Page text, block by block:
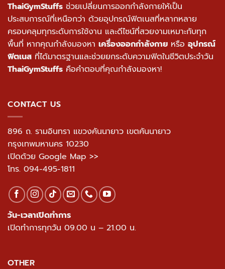
ThaiGymStuffs ช่วยเปลี่ยนการออกกำลังกายให้เป็น
ประสบการณ์ที่เหนือกว่า ด้วยอุปกรณ์ฟิตเนสที่หลากหลาย
ครอบคลุมทุกระดับการใช้งาน และดีไซน์ที่สวยงามเหมาะกับทุก
พื้นที่ หากคุณกำลังมองหา เครื่องออกกำลังกาย หรือ อุปกรณ์
ฟิตเนส ที่ได้มาตรฐานและช่วยยกระดับความฟิตในชีวิตประจำวัน
ThaiGymStuffs คือคำตอบที่คุณกำลังมองหา!
CONTACT US
896 ถ. รามอินทรา แขวงคันนายาว เขตคันนายาว
กรุงเทพมหานคร 10230
เปิดด้วย Google Map >>
โทร. 094-495-1811
วัน-เวลาเปิดทำการ
เปิดทำการทุกวัน 09.00 น – 21.00 น.
OTHER